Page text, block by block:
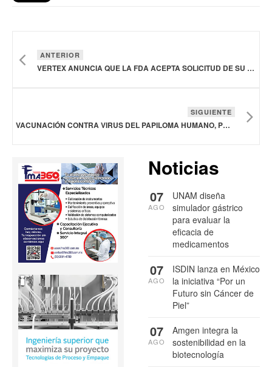
ANTERIOR
VERTEX ANUNCIA QUE LA FDA ACEPTA SOLICITUD DE SU TRATAMIENTO PARA DOLOR AGUDO DE MODERADO A SEVERO
SIGUIENTE
VACUNACIÓN CONTRA VIRUS DEL PAPILOMA HUMANO, PRINCIPAL ESLABÓN PARA PROTEGER CONTRA CÁNCER DE CUELLO UTERINO: INCAN
Noticias
UNAM diseña
simulador gástrico
para evaluar la
eficacia de
medicamentos
07
AGO
ISDIN lanza en México
la iniciativa “Por un
Futuro sin Cáncer de
Piel”
07
AGO
Amgen integra la
sostenibilidad en la
biotecnología
07
AGO